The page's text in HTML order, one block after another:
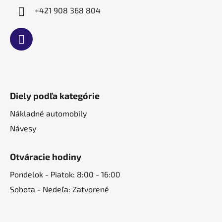
+421 908 368 804
Diely podľa kategórie
Nákladné automobily
Návesy
Otváracie hodiny
Pondelok - Piatok: 8:00 - 16:00
Sobota - Nedeľa: Zatvorené